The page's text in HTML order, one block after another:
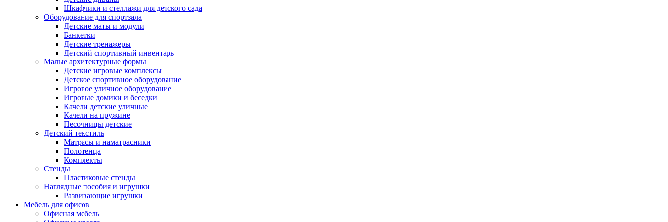
Шкафчики и стеллажи для детского сада
Оборудование для спортзала
Детские маты и модули
Банкетки
Детские тренажеры
Детский спортивный инвентарь
Малые архитектурные формы
Детские игровые комплексы
Детское спортивное оборудование
Игровое уличное оборудование
Игровые домики и беседки
Качели детские уличные
Качели на пружине
Песочницы детские
Детский текстиль
Матрасы и наматрасники
Полотенца
Комплекты
Стенды
Пластиковые стенды
Наглядные пособия и игрушки
Развивающие игрушки
Мебель для офисов
Офисная мебель